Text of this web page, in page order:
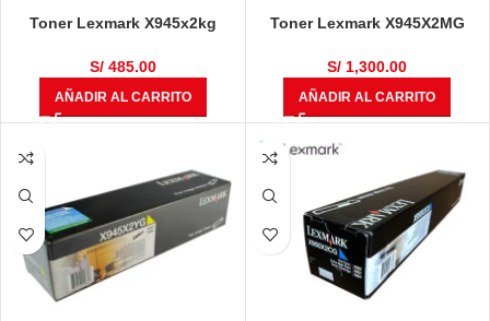
Toner Lexmark X945x2kg
S/485.00
AÑADIR AL CARRITO
Toner Lexmark X945X2MG
S/ 1,300.00
AÑADIR AL CARRITO